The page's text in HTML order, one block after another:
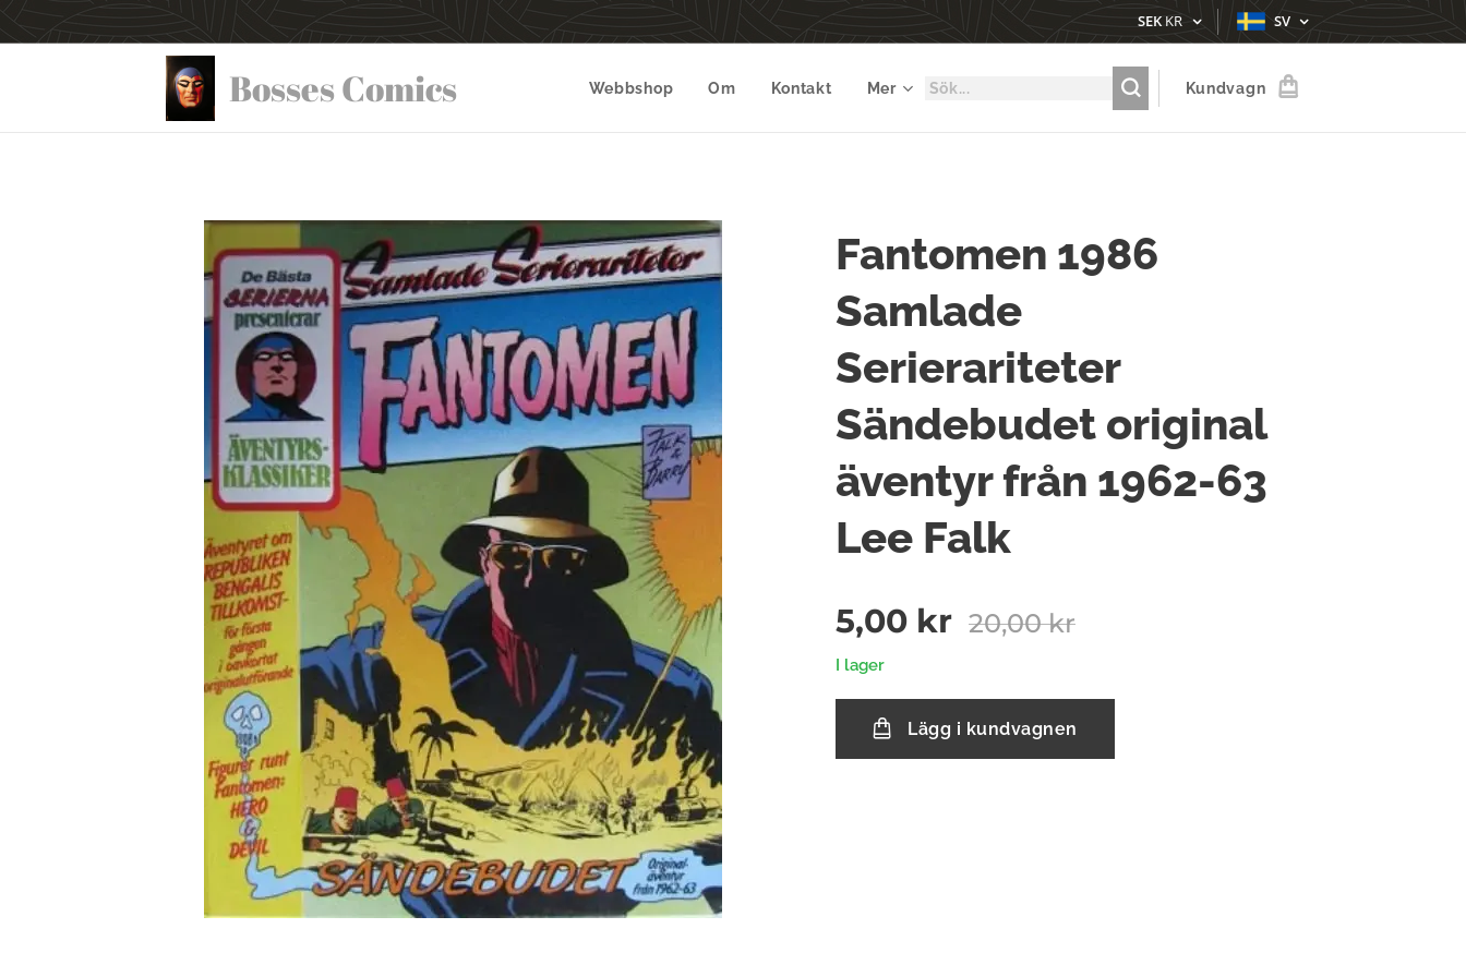
SEKKR SV
Bosses Comics Webbshop Om Kontakt Mer Kundvagn
Fantomen 1986
Samlade
Serierariteter
Sändebudet original
äventyr från 1962-63
Lee Falk
5,00 kr 20,00kr
I lager
Lägg i kundvagnen